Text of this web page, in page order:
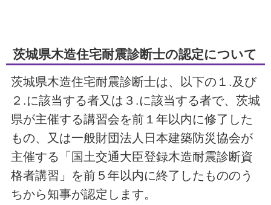
茨城県木造住宅耐震診断士の認定について
茨城県木造住宅耐震診断士は、以下の１.及び
２.に該当する者又は３.に該当する者で、茨城
県が主催する講習会を前１年以内に修了した
もの、又は一般財団法人日本建築防災協会が
主催する「国土交通大臣登録木造耐震診断資
格者講習」を前５年以内に終了したもののう
ちから知事が認定します。